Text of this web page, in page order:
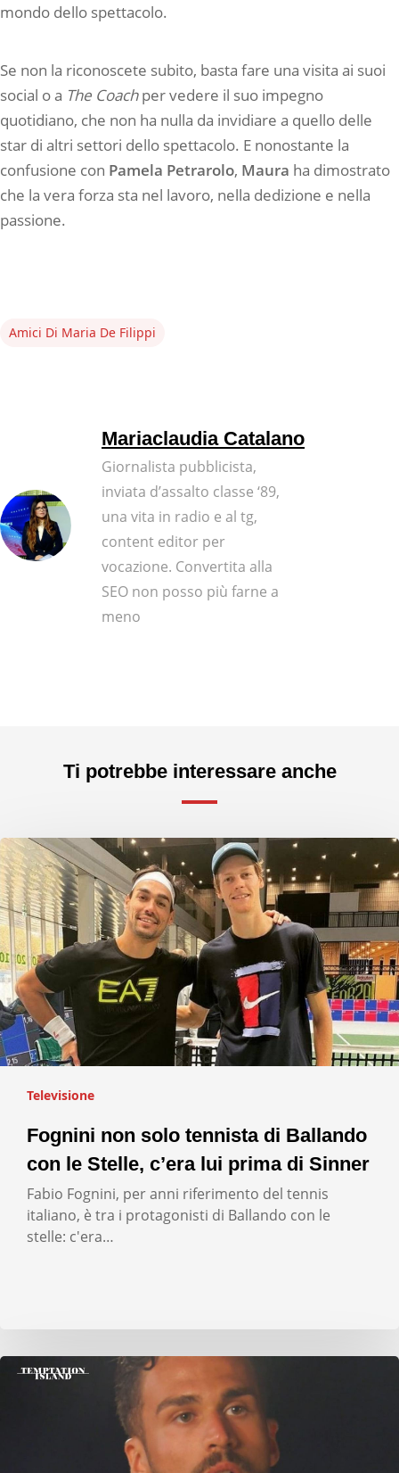
mondo dello spettacolo.
Se non la riconoscete subito, basta fare una visita ai suoi
social o a The Coachper vedere il suo impegno
quotidiano, che non ha nulla da invidiare a quello delle
star di altri settori dello spettacolo. E nonostante la
confusione con Pamela Petrarolo, Maura ha dimostrato
che la vera forza sta nel lavoro, nella dedizione e nella
passione.
Amici Di Maria De Filippi
Mariaclaudia Catalano
Giornalista pubblicista,
inviata d’assalto classe ‘89,
una vita in radio e al tg,
content editor per
vocazione. Convertita alla
SEO non posso più farne a
meno
Ti potrebbe interessare anche
Televisione
Fognini non solo tennista di Ballando
con le Stelle, c’era lui prima di Sinner
Fabio Fognini, per anni riferimento del tennis
italiano, è tra i protagonisti di Ballando con le
stelle: c'era…